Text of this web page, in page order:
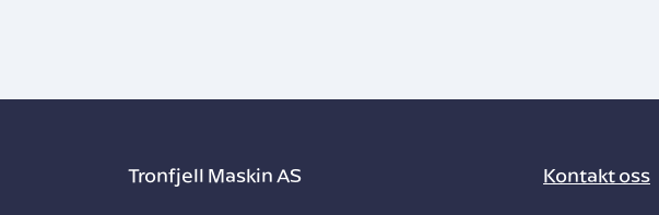
Tronfjell Maskin AS
Kontakt oss